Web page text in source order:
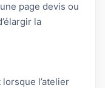
page devis ou
la
l’atelier